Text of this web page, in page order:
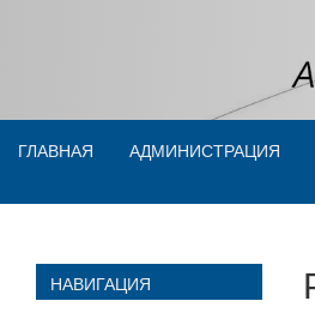
ГЛАВНАЯ АДМИНИСТРАЦИЯ
НАВИГАЦИЯ